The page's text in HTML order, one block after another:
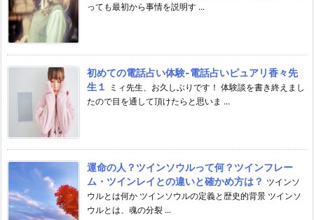
っても最初から事情を説明す ...
初めての電話占い体験-電話占いピュアリ香々先
生１
ミィ先生、お久しぶりです！ 体験談を書き終えまし
たので目を通して頂けたらと思いま ...
運命の人？ツインソウルって何？ツインフレー
ム・ツインレイとの違いと確かめ方は？ ツインソ
ウルとは何か ツインソウルの定義と歴史的背景 ツインソ
ウルとは、魂の分裂 ...